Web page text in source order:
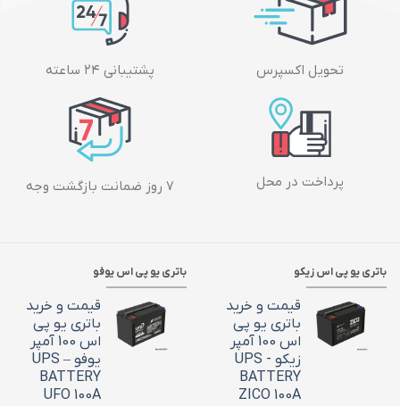
تحویل اکسپرس پشتیبانی ۲۴ ساعته
پرداخت در محل ۷ روز ضمانت بازگشت وجه
باتری یو پی اس زیکو
قیمت و خرید
باتری یو پی
اس 100 آمپر
زیکو - UPS
BATTERY
ZICO 100A
باتری یو پی اس یوفو
قیمت و خرید
باتری یو پی
اس 100 آمپر
یوفو – UPS
BATTERY
UFO 100A